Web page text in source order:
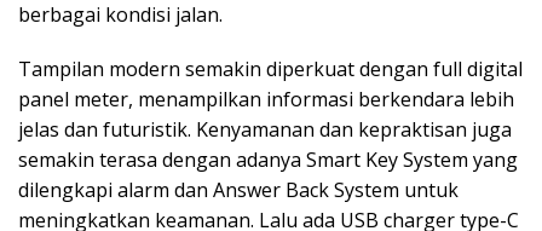
berbagai kondisi jalan.
Tampilan modern semakin diperkuat dengan full digital
panel meter, menampilkan informasi berkendara lebih
jelas dan futuristik. Kenyamanan dan kepraktisan juga
semakin terasa dengan adanya Smart Key System yang
dilengkapi alarm dan Answer Back System untuk
meningkatkan keamanan. Lalu ada USB charger type-C